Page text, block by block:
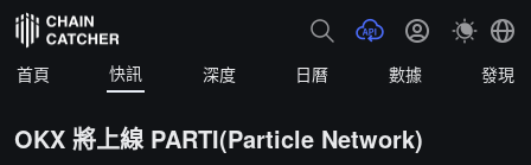
首頁 快訊 深度 日曆 數據 發現
OKX 將上線 PARTI(Particle Network)